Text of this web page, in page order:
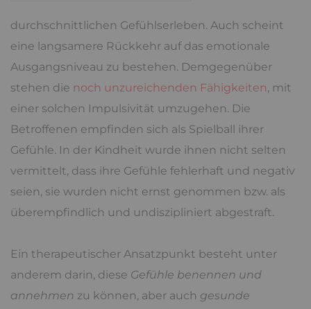
durchschnittlichen Gefühlserleben. Auch scheint
eine langsamere Rückkehr auf das emotionale
Ausgangsniveau zu bestehen. Demgegenüber
stehen die noch unzureichenden Fähigkeiten, mit
einer solchen Impulsivität umzugehen. Die
Betroffenen empfinden sich als Spielball ihrer
Gefühle. In der Kindheit wurde ihnen nicht selten
vermittelt, dass ihre Gefühle fehlerhaft und negativ
seien, sie wurden nicht ernst genommen bzw. als
überempfindlich und undiszipliniert abgestraft.
Ein therapeutischer Ansatzpunkt besteht unter
anderem darin, diese Gefühle benennen und
annehmen zu können, aber auch gesunde